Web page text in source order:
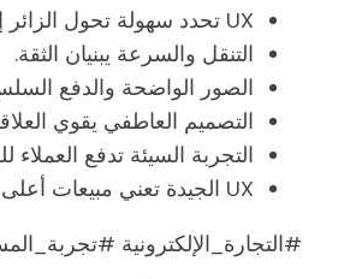
UX تحدد سهولة تحول الزائر إلى عميل.
التنقل والسرعة يبنيان الثقة.
الصور الواضحة والدفع
التصميم العاطفي يقوي
التجربة السيئة تدفع العملاء
UX الجيدة تعني مبيعات أعلى وعملاء أسعد.
#التجارة_الإلكترونية